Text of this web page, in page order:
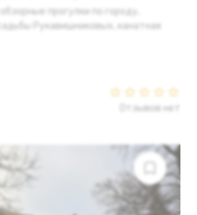
прогулки по городу,
Рукавишниковых, канатная
Отзывов нет